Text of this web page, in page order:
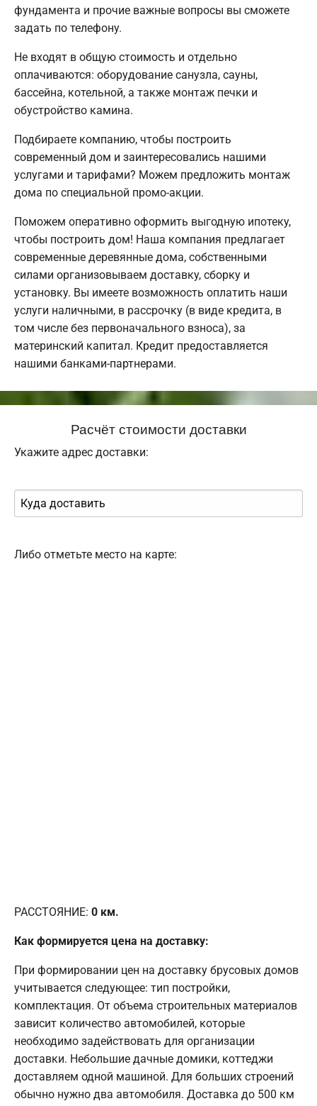
фундамента и прочие важные вопросы вы сможете
задать по телефону.
Не входят в общую стоимость и отдельно
оплачиваются: оборудование санузла, сауны,
бассейна, котельной, а также монтаж печки и
обустройство камина.
Подбираете компанию, чтобы построить
современный дом и заинтересовались нашими
услугами и тарифами? Можем предложить монтаж
дома по специальной промо-акции.
Поможем оперативно оформить выгодную ипотеку,
чтобы построить дом! Наша компания предлагает
современные деревянные дома, собственными
силами организовываем доставку, сборку и
установку. Вы имеете возможность оплатить наши
услуги наличными, в рассрочку (в виде кредита, в
том числе без первоначального взноса), за
материнский капитал. Кредит предоставляется
нашими банками-партнерами.
Расчёт стоимости доставки
Укажите адрес доставки:
Либо отметьте место на карте:
РАССТОЯНИЕ: 0 км.
Как формируется цена на доставку:
При формировании цен на доставку брусовых домов
учитывается следующее: тип постройки,
комплектация. От объема строительных материалов
зависит количество автомобилей, которые
необходимо задействовать для организации
доставки. Небольшие дачные домики, коттеджи
доставляем одной машиной. Для больших строений
обычно нужно два автомобиля. Доставка до 500 км